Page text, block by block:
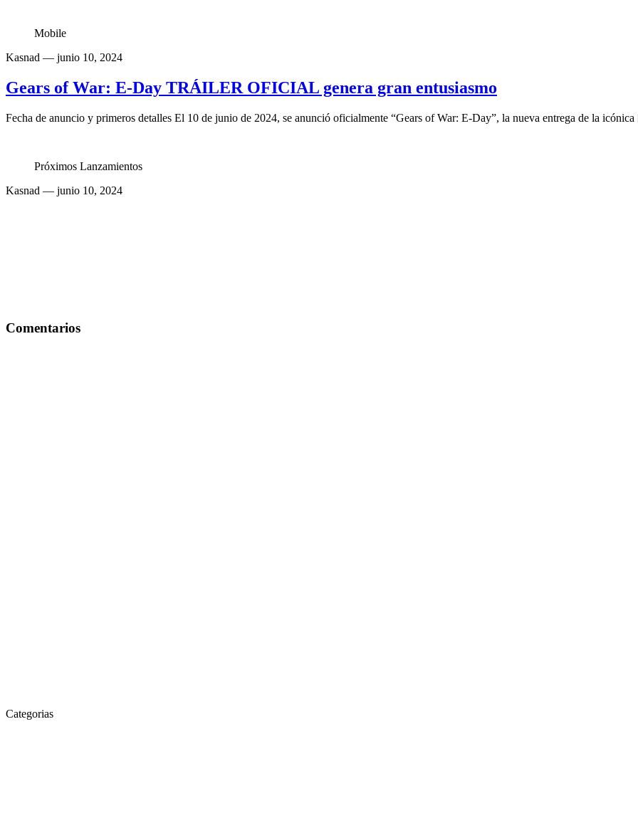
Mobile
Kasnad — junio 10, 2024
Gears of War: E-Day TRÁILER OFICIAL genera gran entusiasmo
Fecha de anuncio y primeros detalles El 10 de junio de 2024, se anunció oficialmente “Gears of War: E-Day”, la nueva entrega de la
Próximos Lanzamientos
Kasnad — junio 10, 2024
Comentarios
Categorias